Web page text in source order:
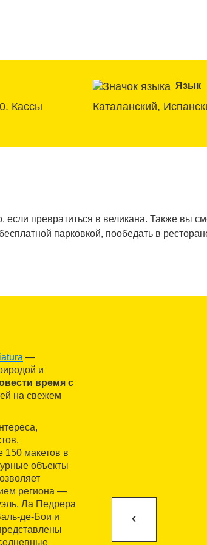
Кассы
Язык
Каталанский,
если превратиться в великана. Также вы
парковкой, пообедать в
—
и
время с
на свежем
150 макетов в
объекты
региона —
Ла Педрера
де-Бои и